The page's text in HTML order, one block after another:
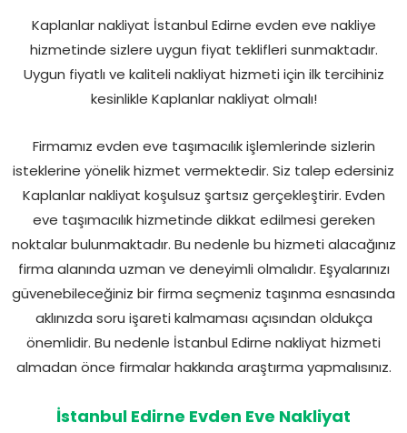
Kaplanlar nakliyat İstanbul Edirne evden eve nakliye
hizmetinde sizlere uygun fiyat teklifleri sunmaktadır.
Uygun fiyatlı ve kaliteli nakliyat hizmeti için ilk tercihiniz
kesinlikle Kaplanlar nakliyat olmalı!
Firmamız evden eve taşımacılık işlemlerinde sizlerin
isteklerine yönelik hizmet vermektedir. Siz talep edersiniz
Kaplanlar nakliyat koşulsuz şartsız gerçekleştirir. Evden
eve taşımacılık hizmetinde dikkat edilmesi gereken
noktalar bulunmaktadır. Bu nedenle bu hizmeti alacağınız
firma alanında uzman ve deneyimli olmalıdır. Eşyalarınızı
güvenebileceğiniz bir firma seçmeniz taşınma esnasında
aklınızda soru işareti kalmaması açısından oldukça
önemlidir. Bu nedenle İstanbul Edirne nakliyat hizmeti
almadan önce firmalar hakkında araştırma yapmalısınız.
İstanbul Edirne Evden Eve Nakliyat